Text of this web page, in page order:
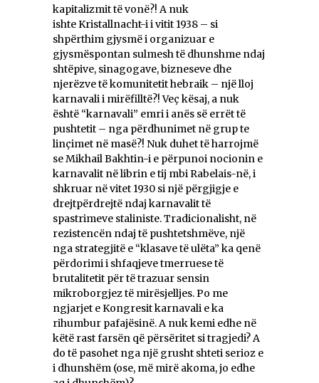
kapitalizmit të vonë?! A nuk
ishte Kristallnacht-i i vitit 1938 – si
shpërthim gjysmë i organizuar e
gjysmëspontan sulmesh të dhunshme ndaj
shtëpive, sinagogave, bizneseve dhe
njerëzve të komunitetit hebraik – një lloj
karnavali i mirëfilltë?! Veç kësaj, a nuk
është “karnavali” emri i anës së errët të
pushtetit – nga përdhunimet në grup te
linçimet në masë?! Nuk duhet të harrojmë
se Mikhail Bakhtin-i e përpunoi nocionin e
karnavalit në librin e tij mbi Rabelais-në, i
shkruar në vitet 1930 si një përgjigje e
drejtpërdrejtë ndaj karnavalit të
spastrimeve staliniste. Tradicionalisht, në
rezistencën ndaj të pushtetshmëve, një
nga strategjitë e “klasave të ulëta” ka qenë
përdorimi i shfaqjeve tmerruese të
brutalitetit për të trazuar sensin
mikroborgjez të mirësjelljes. Po me
ngjarjet e Kongresit karnavali e ka
rihumbur pafajësinë. A nuk kemi edhe në
këtë rast farsën që përsëritet si tragjedi? A
do të pasohet nga një grusht shteti serioz e
i dhunshëm (ose, më mirë akoma, jo edhe